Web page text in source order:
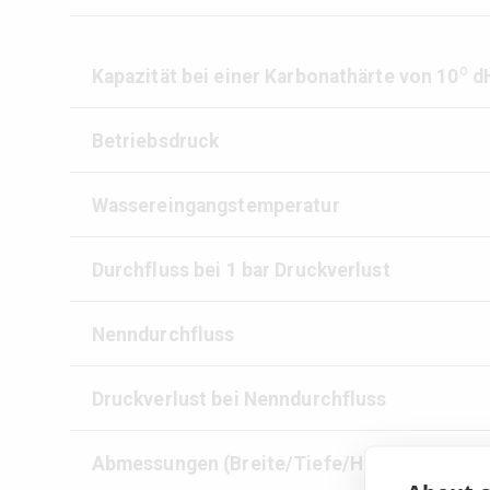
Kapazität bei einer Karbonathärte von 10o
Betriebsdruck
Wassereingangstemperatur
Durchfluss bei 1 bar Druckverlust
Nenndurchfluss
Druckverlust bei Nenndurchfluss
Abmessungen (Breite/Tiefe/Höhe)